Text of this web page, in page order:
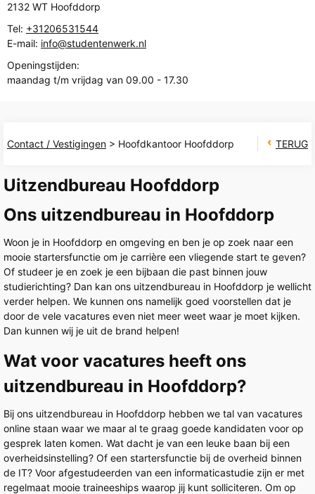
2132 WT Hoofddorp
Tel: +31206531544
E-mail: info@studentenwerk.nl
Openingstijden:
maandag t/m vrijdag van 09.00 - 17.30
Contact / Vestigingen > Hoofdkantoor Hoofddorp TERUG
Uitzendbureau Hoofddorp
Ons uitzendbureau in Hoofddorp
Woon je in Hoofddorp en omgeving en ben je op zoek naar een
mooie startersfunctie om je carrière een vliegende start te geven?
Of studeer je en zoek je een bijbaan die past binnen jouw
studierichting? Dan kan ons uitzendbureau in Hoofddorp je wellicht
verder helpen. We kunnen ons namelijk goed voorstellen dat je
door de vele vacatures even niet meer weet waar je moet kijken.
Dan kunnen wij je uit de brand helpen!
Wat voor vacatures heeft ons
uitzendbureau in Hoofddorp?
Bij ons uitzendbureau in Hoofddorp hebben we tal van vacatures
online staan waar we maar al te graag goede kandidaten voor op
gesprek laten komen. Wat dacht je van een leuke baan bij een
overheidsinstelling? Of een startersfunctie bij de overheid binnen
de IT? Voor afgestudeerden van een informaticastudie zijn er met
regelmaat mooie traineeships waarop jij kunt solliciteren. Om op